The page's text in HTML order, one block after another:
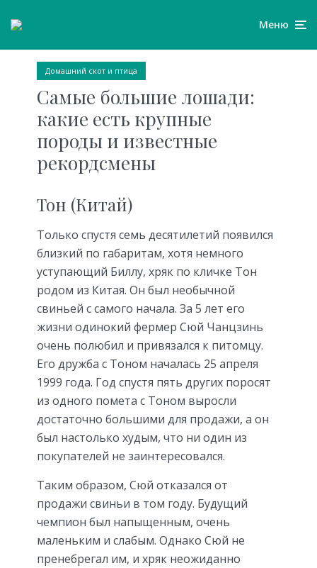
Меню
Домашний скот и птица
Самые большие лошади:
какие есть крупные
породы и известные
рекордсмены
Тон (Китай)
Только спустя семь десятилетий появился
близкий по габаритам, хотя немного
уступающий Биллу, хряк по кличке Тон
родом из Китая. Он был необычной
свиньей с самого начала. За 5 лет его
жизни одинокий фермер Сюй Чанцзинь
очень полюбил и привязался к питомцу.
Его дружба с Тоном началась 25 апреля
1999 года. Год спустя пять других поросят
из одного помета с Тоном выросли
достаточно большими для продажи, а он
был настолько худым, что ни один из
покупателей не заинтересовался.
Таким образом, Сюй отказался от
продажи свиньи в том году. Будущий
чемпион был напыщенным, очень
маленьким и слабым. Однако Сюй не
пренебрегал им, и хряк неожиданно